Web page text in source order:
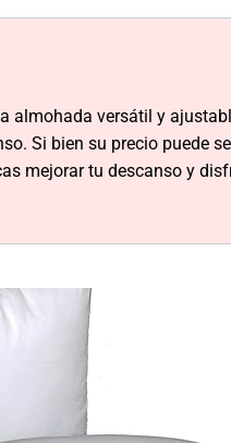
almohada versátil y
Si bien su precio puede
mejorar tu descanso y